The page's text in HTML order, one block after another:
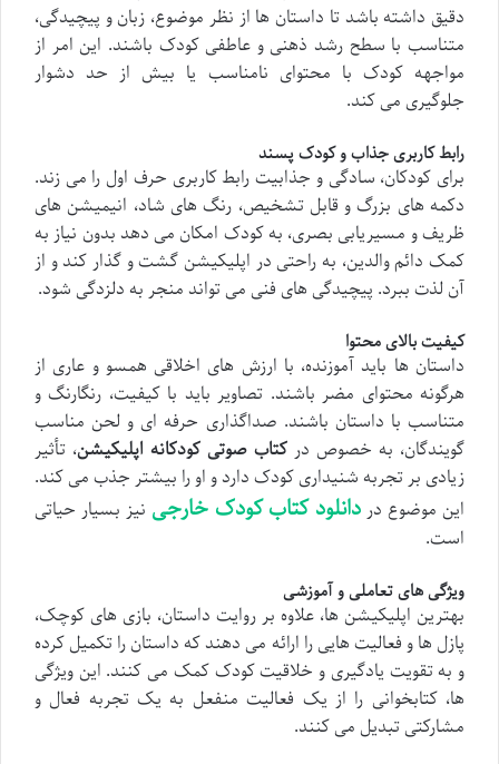
دقیق داشته باشد تا داستان ها از نظر موضوع، زبان و پیچیدگی،
متناسب با سطح رشد ذهنی و عاطفی کودک باشند. این امر از
مواجهه کودک با محتوای نامناسب یا بیش از حد دشوار
جلوگیری می کند.
رابط کاربری جذاب و کودک پسند
برای کودکان، سادگی و جذابیت رابط کاربری حرف اول را می زند.
دکمه های بزرگ و قابل تشخیص، رنگ های شاد، انیمیشن های
ظریف و مسیریابی بصری، به کودک امکان می دهد بدون نیاز به
کمک دائم والدین، به راحتی در اپلیکیشن گشت و گذار کند و از
آن لذت ببرد. پیچیدگی های فنی می تواند منجر به دلزدگی شود.
کیفیت بالای محتوا
داستان ها باید آموزنده، با ارزش های اخلاقی همسو و عاری از
هرگونه محتوای مضر باشند. تصاویر باید با کیفیت، رنگارنگ و
متناسب با داستان باشند. صداگذاری حرفه ای و لحن مناسب
گویندگان، به خصوص در کتاب صوتی کودکانه اپلیکیشن، تأثیر
زیادی بر تجربه شنیداری کودک دارد و او را بیشتر جذب می کند.
این موضوع در دانلود کتاب کودک خارجی نیز بسیار حیاتی
است.
ویژگی های تعاملی و آموزشی
بهترین اپلیکیشن ها، علاوه بر روایت داستان، بازی های کوچک،
پازل ها و فعالیت هایی را ارائه می دهند که داستان را تکمیل کرده
و به تقویت یادگیری و خلاقیت کودک کمک می کنند. این ویژگی
ها، کتابخوانی را از یک فعالیت منفعل به یک تجربه فعال و
مشارکتی تبدیل می کنند.